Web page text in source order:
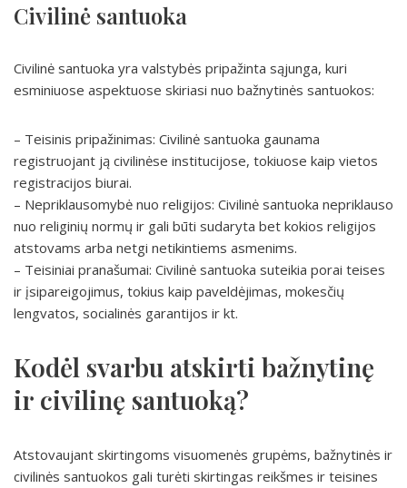
Civilinė santuoka
Civilinė santuoka yra valstybės pripažinta sąjunga, kuri
esminiuose aspektuose skiriasi nuo bažnytinės santuokos:
– Teisinis pripažinimas: Civilinė santuoka gaunama
registruojant ją civilinėse institucijose, tokiuose kaip vietos
registracijos biurai.
– Nepriklausomybė nuo religijos: Civilinė santuoka nepriklauso
nuo religinių normų ir gali būti sudaryta bet kokios religijos
atstovams arba netgi netikintiems asmenims.
– Teisiniai pranašumai: Civilinė santuoka suteikia porai teises
ir įsipareigojimus, tokius kaip paveldėjimas, mokesčių
lengvatos, socialinės garantijos ir kt.
Kodėl svarbu atskirti bažnytinę
ir civilinę santuoką?
Atstovaujant skirtingoms visuomenės grupėms, bažnytinės ir
civilinės santuokos gali turėti skirtingas reikšmes ir teisines